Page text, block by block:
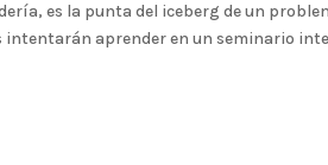
es la punta del iceberg de un
aprender en un seminario